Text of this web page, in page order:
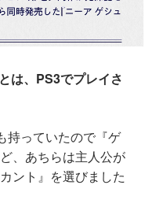
は、PS3でプレイさ
持っていたので『ゲ
、あちらは主人公が
ント』を選びました